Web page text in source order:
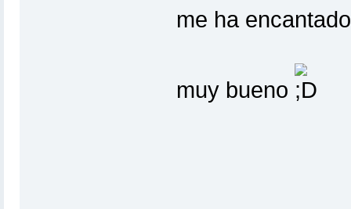
me ha
muy bueno